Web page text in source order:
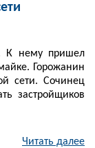
К нему пришел
Горожанин
сети. Сочинец
застройщиков
Читать далее